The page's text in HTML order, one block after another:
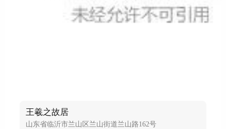
王羲之故居
山东省临沂市兰山区兰山街道兰山路162号